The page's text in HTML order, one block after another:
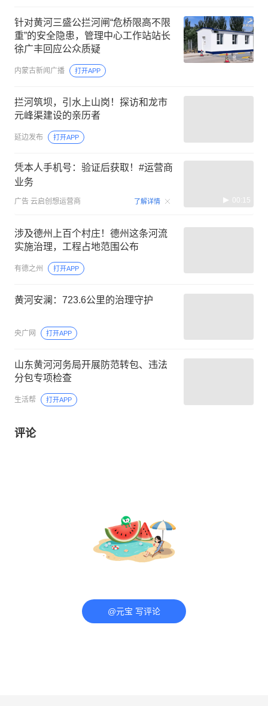
针对黄河三盛公拦河闸“危桥限高不限
重”的安全隐患，管理中心工作站站长
徐广丰回应公众质疑
内蒙古新闻广播 打开APP
拦河筑坝，引水上山岗！探访和龙市
元峰渠建设的亲历者
延边发布 打开APP
凭本人手机号：验证后获取！#运营商
业务
广告 云启创想运营商 了解详情 00:15
涉及德州上百个村庄！德州这条河流
实施治理，工程占地范围公布
有德之州 打开APP
黄河安澜：723.6公里的治理守护
央广网 打开APP
山东黄河河务局开展防范转包、违法
分包专项检查
生活帮 打开APP
评论
@元宝 写评论